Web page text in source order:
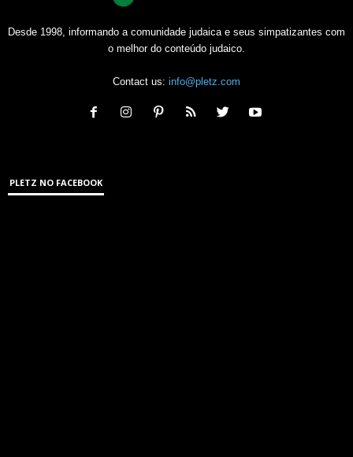
Desde 1998, informando a comunidade judaica e seus simpatizantes com
o melhor do conteúdo judaico.
Contact us: info@pletz.com
PLETZ NO FACEBOOK